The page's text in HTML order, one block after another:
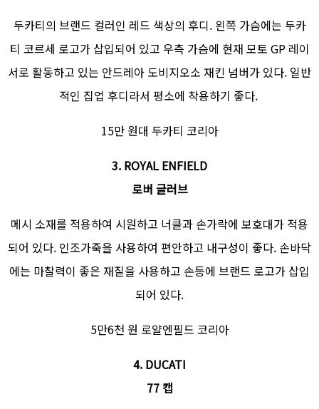
두카티의 브랜드 컬러인 레드 색상의 후디. 왼쪽 가슴에는 두카
티 코르세 로고가 삽입되어 있고 우측 가슴에 현재 모토 GP 레이
서로 활동하고 있는 안드레아 도비지오소 재킨 넘버가 있다. 일반
적인 집업 후디라서 평소에 착용하기 좋다.
15만 원대 두카티 코리아
3. ROYAL ENFIELD
로버 글러브
메시 소재를 적용하여 시원하고 너클과 손가락에 보호대가 적용
되어 있다. 인조가죽을 사용하여 편안하고 내구성이 좋다. 손바닥
에는 마찰력이 좋은 재질을 사용하고 손등에 브랜드 로고가 삽입
되어 있다.
5만6천 원 로얄엔필드 코리아
4. DUCATI
77 캡